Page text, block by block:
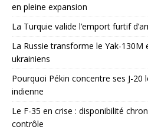
en pleine expansion
La Turquie valide l’emport furtif
La Russie transforme le Yak-130M
ukrainiens
Pourquoi Pékin concentre ses J-20
indienne
Le F-35 en crise : disponibilité
contrôle